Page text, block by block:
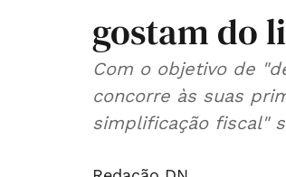
gostam do
Com o objetivo de
concorre às suas
simplificação fiscal"